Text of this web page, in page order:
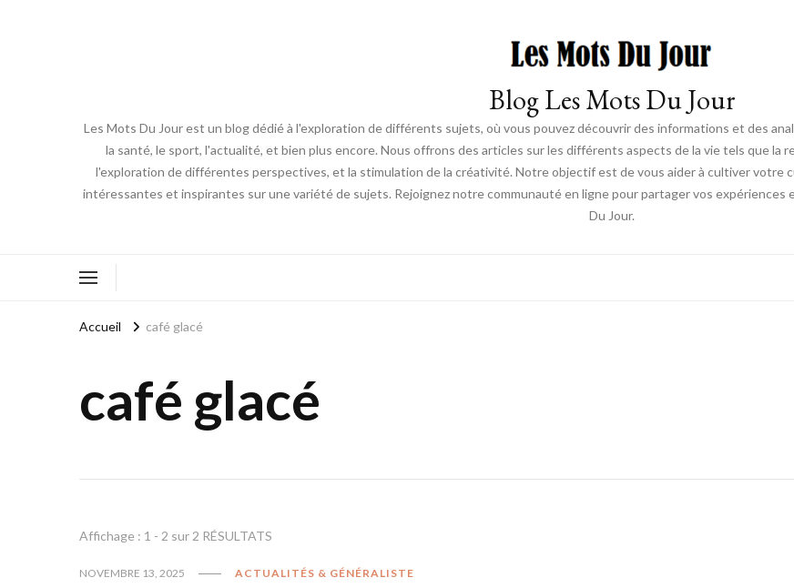
Blog Les Mots Du Jour
Les Mots Du Jour est un blog dédié à l'exploration de différents sujets, où vous pouvez découvrir des informations et des
la santé, le sport, l'actualité, et bien plus encore. Nous offrons des articles sur les différents aspects de la vie tels que la
l'exploration de différentes perspectives, et la stimulation de la créativité. Notre objectif est de vous aider à cultiver
intéressantes et inspirantes sur une variété de sujets. Rejoignez notre communauté en ligne pour partager vos
Du Jour.
Accueil café glacé
café glacé
Affichage : 1 - 2 sur 2 RÉSULTATS
NOVEMBRE 13, 2025 ACTUALITÉS & GÉNÉRALISTE